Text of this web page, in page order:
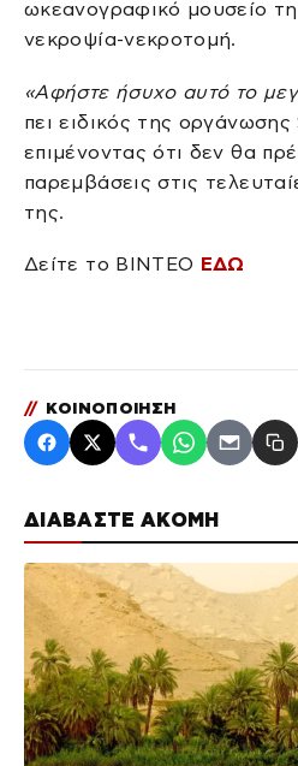
ΔΙΑΒΑΣΤΕ ΑΚΟΜΗ
ωκεανογραφικό μουσείο
νεκροψία-νεκροτομή.
«Αφήστε ήσυχο αυτό το
πει ειδικός της
επιμένοντας ότι δεν θα
παρεμβάσεις στις
της.
Δείτε το ΒΙΝΤΕΟ ΕΔΩ
// ΚΟΙΝΟΠΟΙΗΣΗ